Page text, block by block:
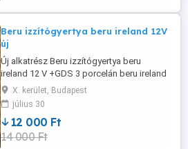
Szállítás átvétel:személyes ...
Beru izzítógyertya beru ireland 12V
új
Új alkatrész Beru izzítógyertya beru
ireland 12 V +GDS 3 porcelán beru ireland
0 1 Szállítás:személyes Bp.X k.vagy mpl
posta GD Huzalspirállal működő
izzítógyertya Típusa: Huzalspirálos
izzítógyertya Alkalmazása: Többnyire
régebbi típusú dízeljárművekben valamint
X. kerület, Budapest
július 30
12 000 Ft
14 000 Ft